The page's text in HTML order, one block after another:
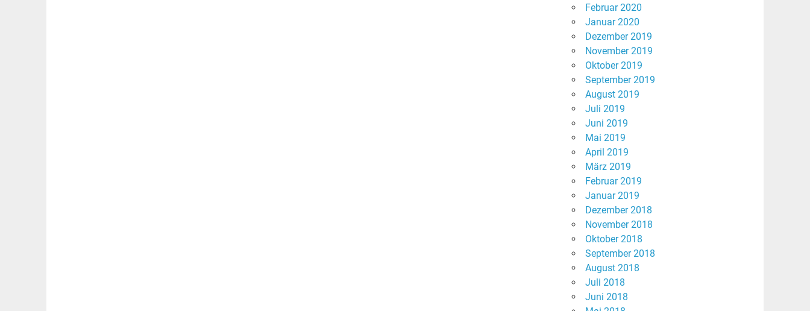
Februar 2020
Januar 2020
Dezember 2019
November 2019
Oktober 2019
September 2019
August 2019
Juli 2019
Juni 2019
Mai 2019
April 2019
März 2019
Februar 2019
Januar 2019
Dezember 2018
November 2018
Oktober 2018
September 2018
August 2018
Juli 2018
Juni 2018